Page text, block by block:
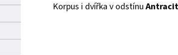
Korpus i dvířka v odstínu